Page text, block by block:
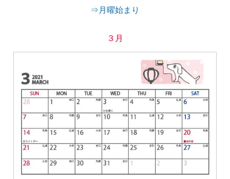
⇒月曜始まり
３月